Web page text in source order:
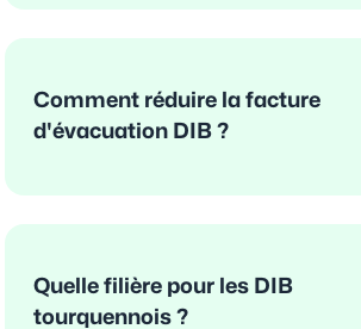
Comment réduire la facture
d'évacuation DIB ?
Quelle filière pour les DIB
tourquennois ?